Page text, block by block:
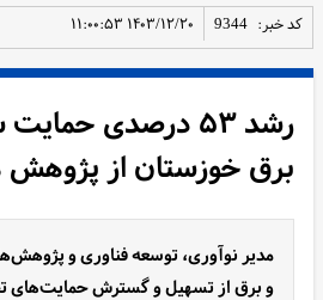
کد خبر: 9344 ۱۴۰۳/۱۲/۲۰ ۱۱:۰۰:۵۳
رشد ۵۳ درصدی
برق خوزستان از پژوهش ها
مدیر نوآوری، توسعه فناوری و
و برق از تسهیل و گسترش حمایت‌های